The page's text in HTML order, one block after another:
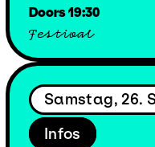
Doors 19:30
Festival
Samstag, 26.
Infos